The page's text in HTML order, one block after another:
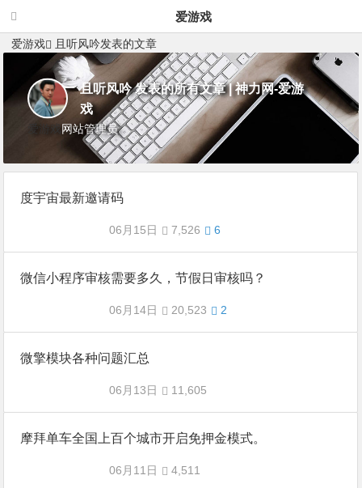
爱游戏
爱游戏 且听风吟发表的文章
且听风吟 发表的所有文章 | 神力网-爱游
戏
爱游戏网站管理员
度宇宙最新邀请码
06月15日 7,526 6
微信小程序审核需要多久，节假日审核吗？
06月14日 20,523 2
微擎模块各种问题汇总
06月13日 11,605
摩拜单车全国上百个城市开启免押金模式。
06月11日 4,511